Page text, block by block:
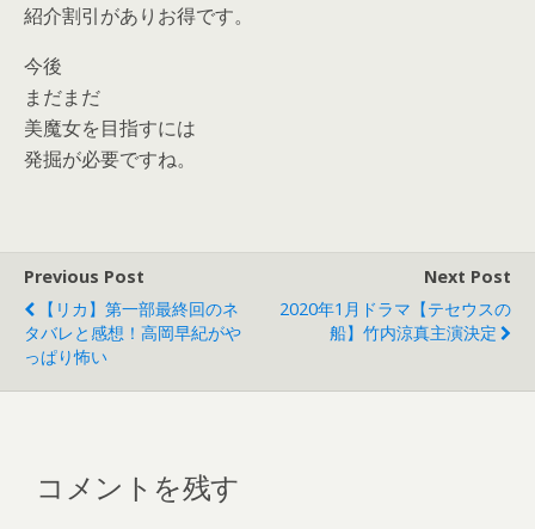
紹介割引がありお得です。
今後
まだまだ
美魔女を目指すには
発掘が必要ですね。
Previous Post
【リカ】第一部最終回のネ
タバレと感想！高岡早紀がや
っぱり怖い
Next Post
2020年1月ドラマ【テセウスの
船】竹内涼真主演決定
コメントを残す